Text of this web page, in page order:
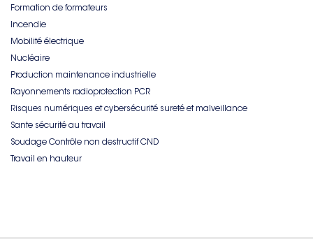
Formation de formateurs
Incendie
Mobilité électrique
Nucléaire
Production maintenance industrielle
Rayonnements radioprotection PCR
Risques numériques et cybersécurité sureté et malveillance
Sante sécurité au travail
Soudage Contrôle non destructif CND
Travail en hauteur